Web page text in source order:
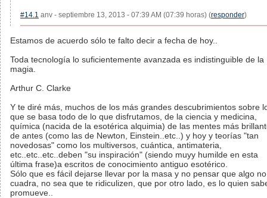
#14.1 anv - septiembre 13, 2013 - 07:39 AM (07:39 horas) (responder)
Estamos de acuerdo sólo te falto decir a fecha de hoy..
Toda tecnología lo suficientemente avanzada es indistinguible de la
magia.
Arthur C. Clarke
Y te diré más, muchos de los más grandes descubrimientos sobre
que se basa todo de lo que disfrutamos, de la ciencia y medicina,
química (nacida de la esotérica alquimia) de las mentes más
de antes (como las de Newton, Einstein..etc..) y hoy y teorías "tan
novedosas" como los multiversos, cuántica, antimateria,
etc..etc..etc..deben "su inspiración" (siendo muyy humilde en esta
última frase)a escritos de conocimiento antiguo esotérico.
Sólo que es fácil dejarse llevar por la masa y no pensar que algo no
cuadra, no sea que te ridiculizen, que por otro lado, es lo quien
promueve..